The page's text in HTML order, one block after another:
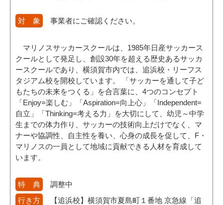
対 象 事業者にご確認ください。
マリノスサッカースクールは、1985年日産サッカース
クールとして発足し、創設30年を超える歴史あるサッカ
ースクールであり、横須賀市内では、追浜校・リーフス
タジアム校を開校しています。 「サッカーを通して子ど
もたちの未来をつくる」を合言葉に、4つのコンセプト
「Enjoy=楽しむ」「Aspiration=向上心」「Independent=
自立」「Thinking=考える力」を大切にして、幼児～中学
生までの体力作り、サッカーの技術向上だけでなく、マ
ナーや協調性、自主性を養い、心身の成長を促して、F・
マリノスの一員として地域に貢献できる人材を育成して
います。
特 典
調整中
行き方
【追浜校】横須賀市夏島町１番地 京急線「追